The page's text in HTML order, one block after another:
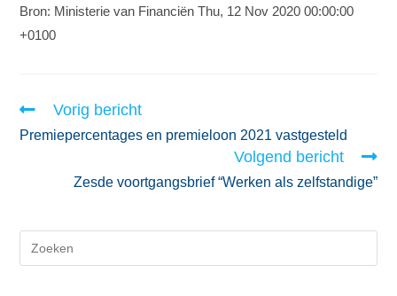
Bron: Ministerie van Financiën Thu, 12 Nov 2020 00:00:00
+0100
Vorig bericht
Premiepercentages en premieloon 2021 vastgesteld
Volgend bericht
Zesde voortgangsbrief “Werken als zelfstandige”